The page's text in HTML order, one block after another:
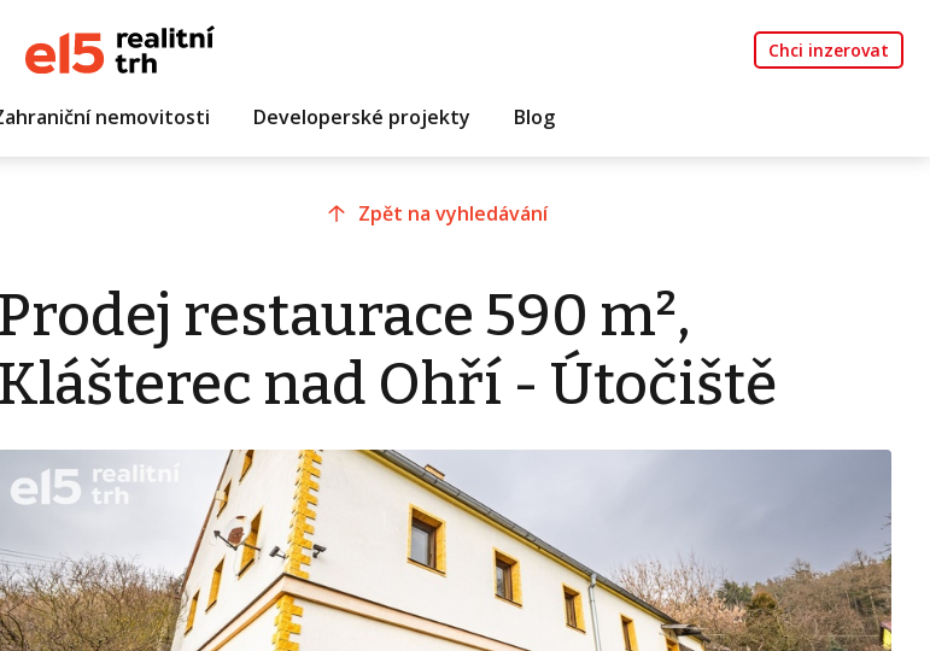
Chci inzerovat
nemovitosti Developerské projekty Blog
Zpět na vyhledávání
Prodej restaurace 590 m²,
Klášterec nad Ohří - Útočiště